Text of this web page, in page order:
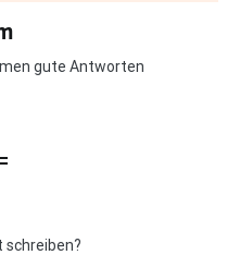
gute Antworten
schreiben?